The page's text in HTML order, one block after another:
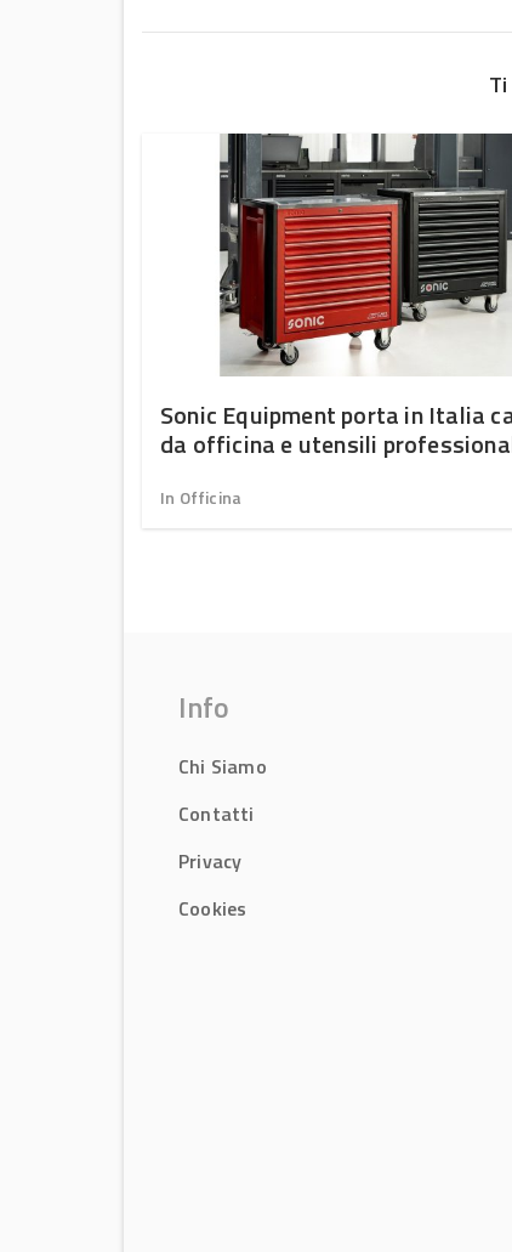
Sonic Equipment porta in Italia
da officina e utensili
In Officina
Info
Chi Siamo
Contatti
Privacy
Cookies